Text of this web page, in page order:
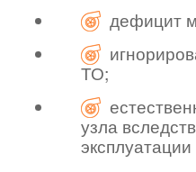
дефицит
ТО;
узла